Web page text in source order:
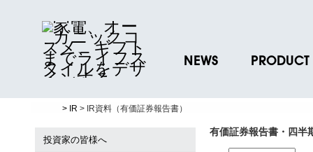
NEWS
プレスリリース
PRODUCT
ノベルティグッ
> IR > IR資料（有価証券報告書）
投資家の皆様へ
有価証券報告書・四半